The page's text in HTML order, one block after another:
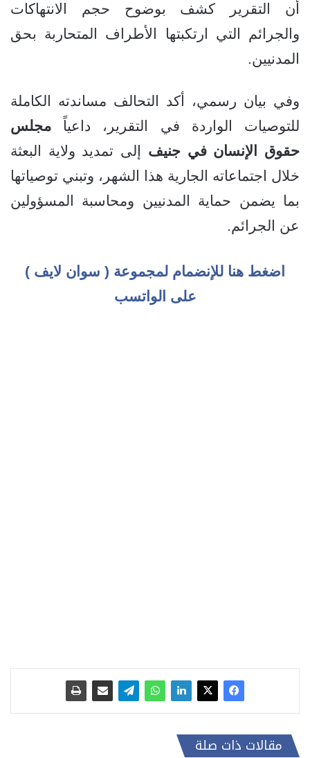
أن التقرير كشف بوضوح حجم الانتهاكات
والجرائم التي ارتكبتها الأطراف المتحاربة بحق
المدنيين.
وفي بيان رسمي، أكد التحالف مساندته الكاملة
للتوصيات الواردة في التقرير، داعياً مجلس
حقوق الإنسان في جنيف إلى تمديد ولاية البعثة
خلال اجتماعاته الجارية هذا الشهر، وتبني توصياتها
بما يضمن حماية المدنيين ومحاسبة المسؤولين
عن الجرائم.
اضغط هنا للإنضمام لمجموعة ( سوان لايف )
على الواتسب
مقالات ذات صلة